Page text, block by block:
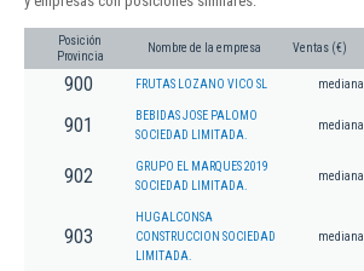
Posición
Provincia
Nombre de la empresa Ventas (€)
900 FRUTAS LOZANO VICO SL mediana
901
BEBIDAS JOSE PALOMO
SOCIEDAD LIMITADA.
mediana
902
GRUPO EL MARQUES 2019
SOCIEDAD LIMITADA.
mediana
903
HUGALCONSA
CONSTRUCCION SOCIEDAD
LIMITADA.
mediana